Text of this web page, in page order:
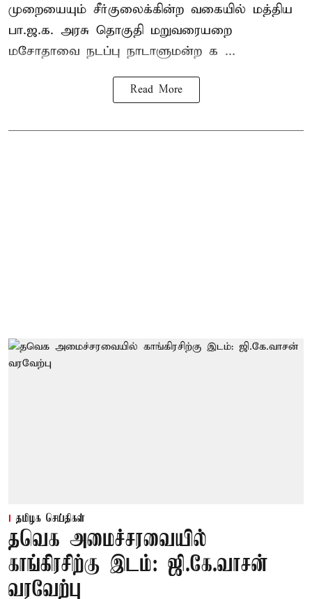
முறையையும் சீர்குலைக்கின்ற வகையில் மத்திய
பா.ஜ.க. அரசு தொகுதி மறுவரையறை
மசோதாவை நடப்பு நாடாளுமன்ற க ...
Read More
தமிழக செய்திகள்
தவெக அமைச்சரவையில்
காங்கிரசிற்கு இடம்: ஜி.கே.வாசன்
வரவேற்பு